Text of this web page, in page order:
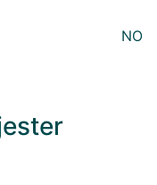
NO